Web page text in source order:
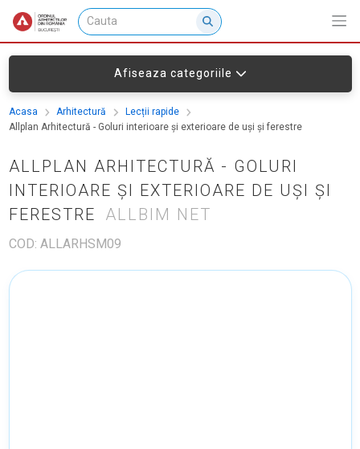
Afiseaza categoriile
Acasa Arhitectură
Lecții rapide
Allplan Arhitectură - Goluri interioare și exterioare de uși și ferestre
ALLPLAN ARHITECTURĂ - GOLURI
INTERIOARE ȘI EXTERIOARE DE UȘI ȘI
FERESTRE
ALLBIM NET
COD: ALLARHSM09